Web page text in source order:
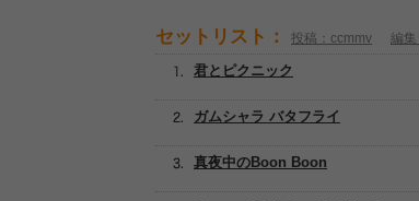
セットリスト： 投稿：ccmmv 編
君とピクニック
ガムシャラ バタフライ
真夜中のBoon Boon